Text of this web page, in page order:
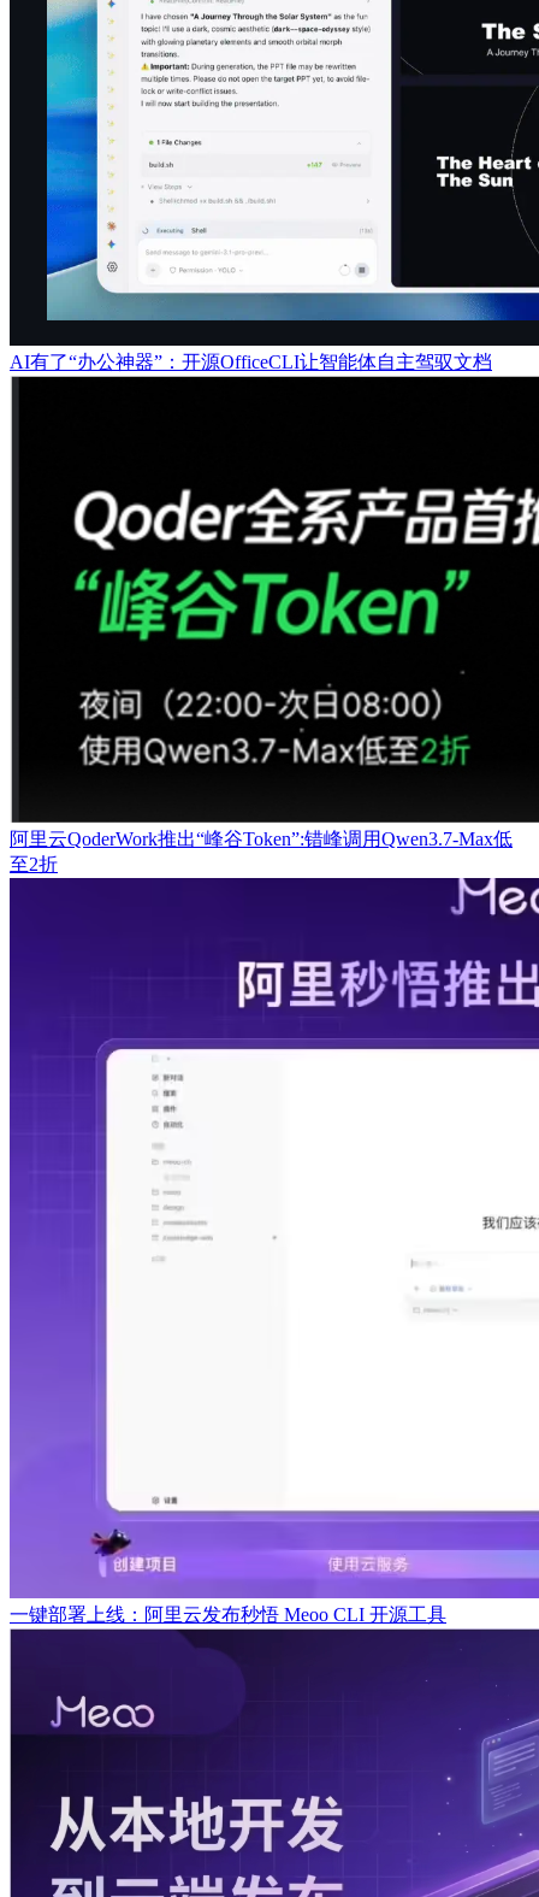
AI有了“办公神器”：开源OfficeCLI让智能体自主驾驭文档
阿里云QoderWork推出“峰谷Token”:错峰调用Qwen3.7-Max低
至2折
一键部署上线：阿里云发布秒悟 Meoo CLI 开源工具